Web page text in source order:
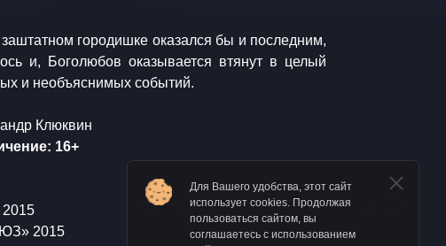
городишке оказался бы и последним,
в целый
и необъяснимых событий.
Клюквин
16+
2015
Для Вашего удобства, этот сайт
использует cookies. Продолжая
пользоваться сайтом, вы
соглашаетесь с использованием